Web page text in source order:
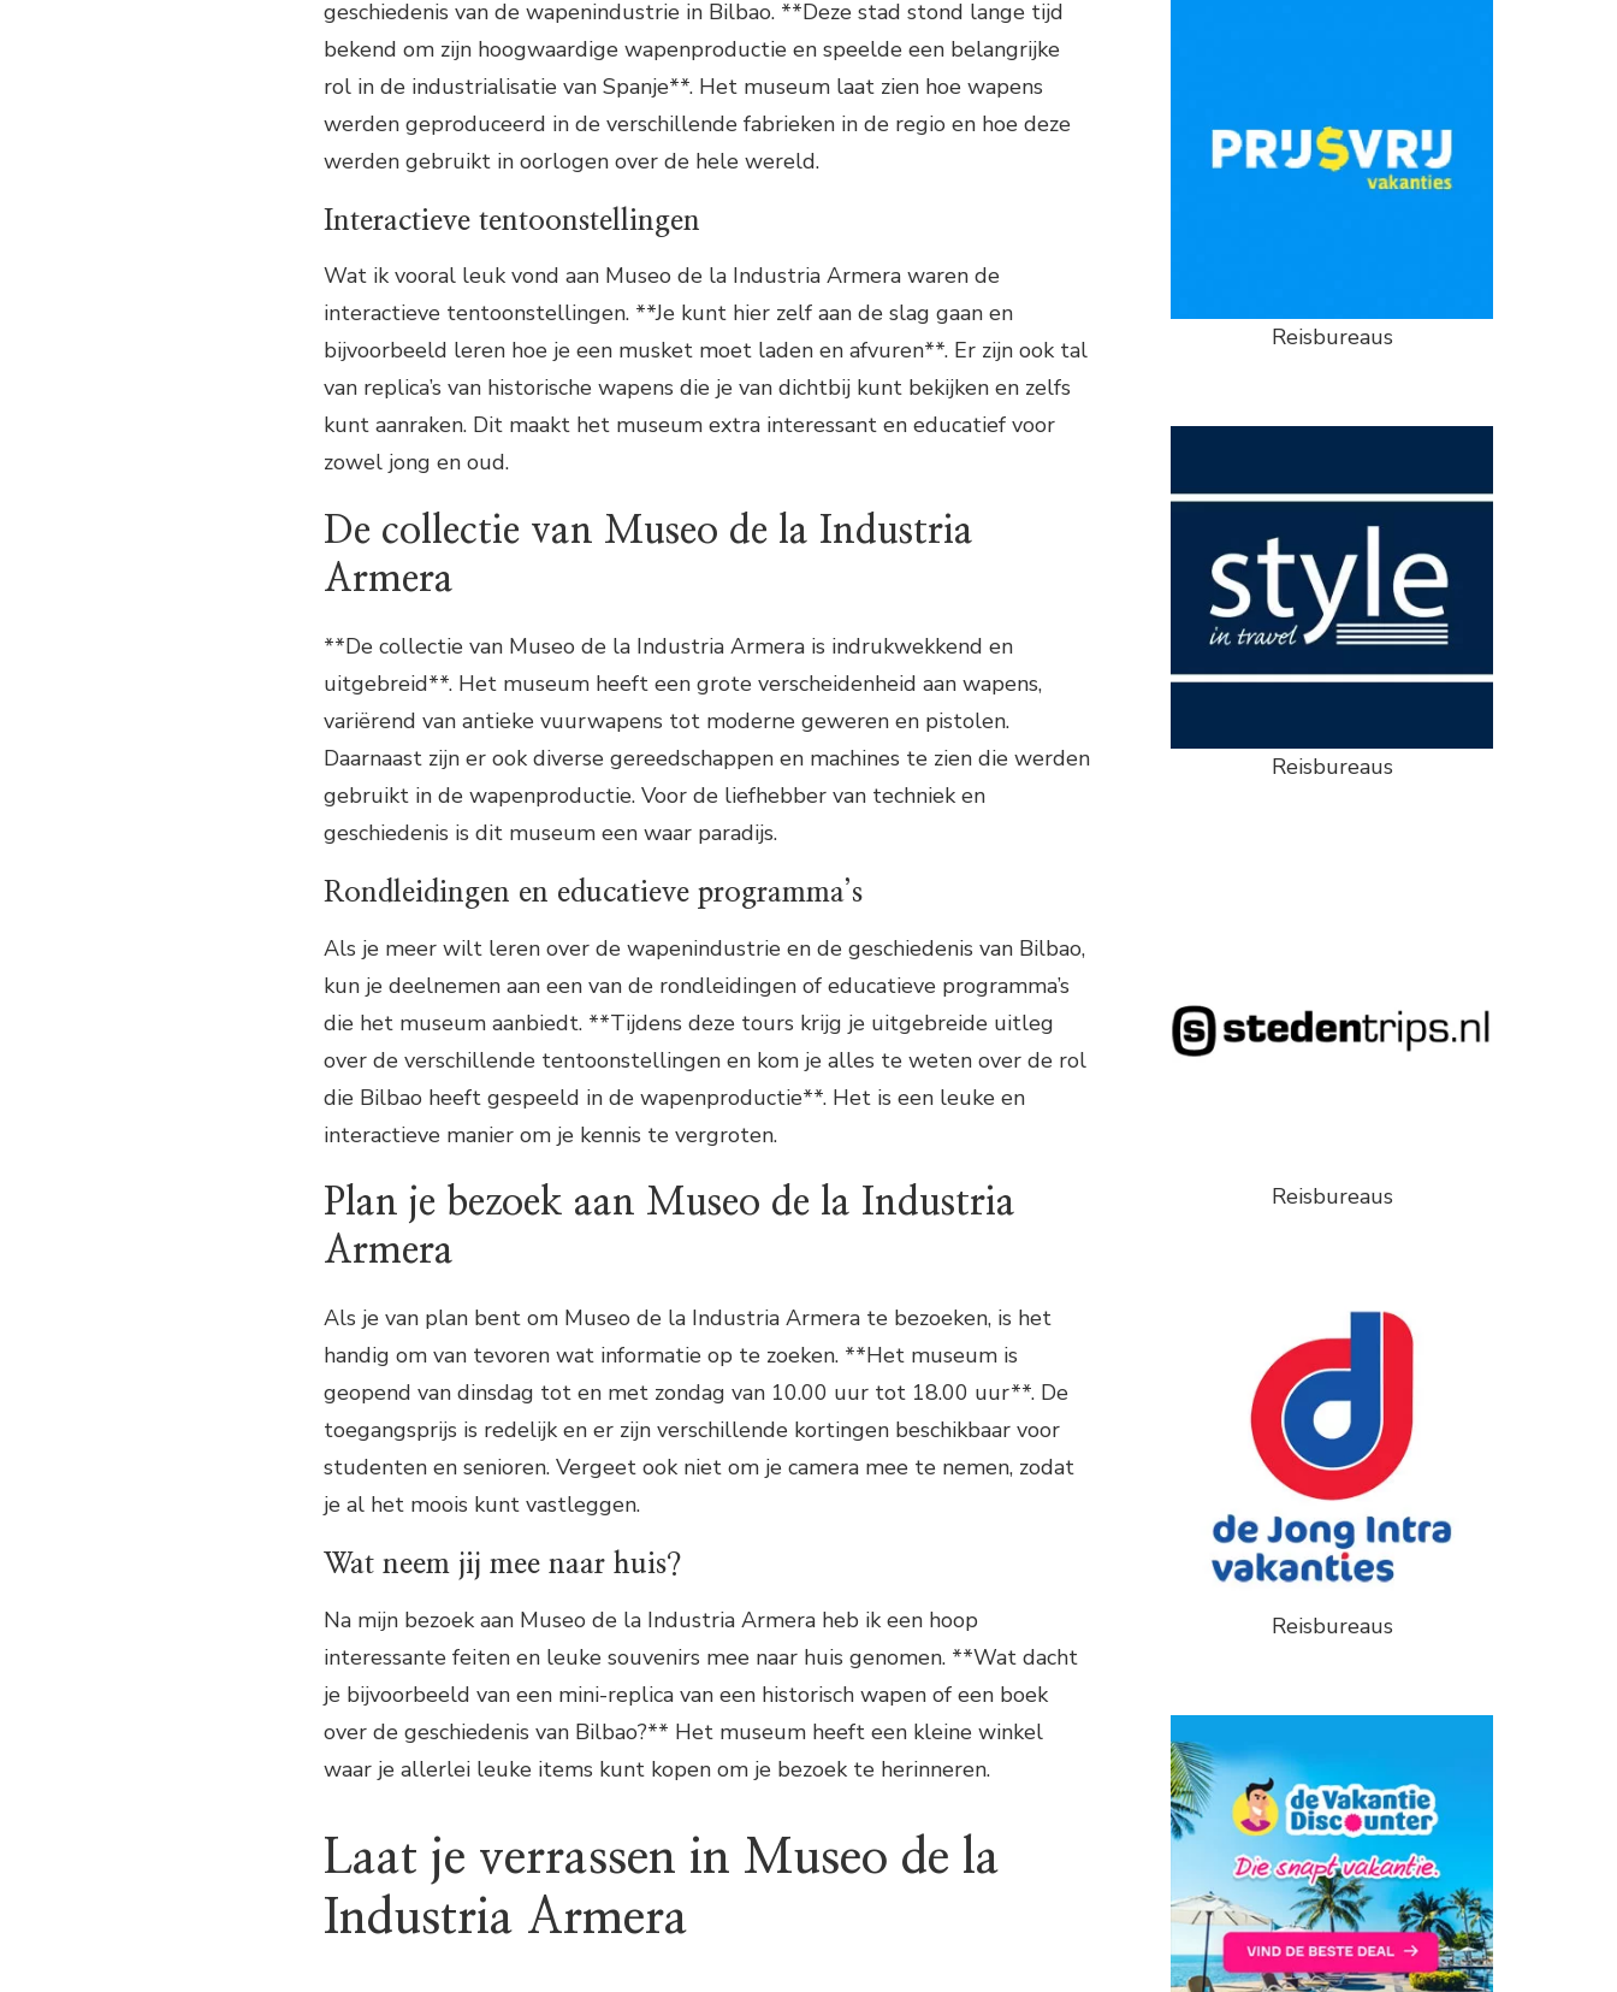
geschiedenis van de wapenindustrie in Bilbao. **Deze stad stond lange tijd
bekend om zijn hoogwaardige wapenproductie en speelde een belangrijke
rol in de industrialisatie van Spanje**. Het museum laat zien hoe wapens
werden geproduceerd in de verschillende fabrieken in de regio en hoe deze
werden gebruikt in oorlogen over de hele wereld.
Interactieve tentoonstellingen
Wat ik vooral leuk vond aan Museo de la Industria Armera waren de
interactieve tentoonstellingen. **Je kunt hier zelf aan de slag gaan en
bijvoorbeeld leren hoe je een musket moet laden en afvuren**. Er zijn ook tal
van replica’s van historische wapens die je van dichtbij kunt bekijken en zelfs
kunt aanraken. Dit maakt het museum extra interessant en educatief voor
zowel jong en oud.
De collectie van Museo de la Industria
Armera
**De collectie van Museo de la Industria Armera is indrukwekkend en
uitgebreid**. Het museum heeft een grote verscheidenheid aan wapens,
variërend van antieke vuurwapens tot moderne geweren en pistolen.
Daarnaast zijn er ook diverse gereedschappen en machines te zien die werden
gebruikt in de wapenproductie. Voor de liefhebber van techniek en
geschiedenis is dit museum een waar paradijs.
Rondleidingen en educatieve programma’s
Als je meer wilt leren over de wapenindustrie en de geschiedenis van Bilbao,
kun je deelnemen aan een van de rondleidingen of educatieve programma’s
die het museum aanbiedt. **Tijdens deze tours krijg je uitgebreide uitleg
over de verschillende tentoonstellingen en kom je alles te weten over de rol
die Bilbao heeft gespeeld in de wapenproductie**. Het is een leuke en
interactieve manier om je kennis te vergroten.
Plan je bezoek aan Museo de la Industria
Armera
Als je van plan bent om Museo de la Industria Armera te bezoeken, is het
handig om van tevoren wat informatie op te zoeken. **Het museum is
geopend van dinsdag tot en met zondag van 10.00 uur tot 18.00 uur**. De
toegangsprijs is redelijk en er zijn verschillende kortingen beschikbaar voor
studenten en senioren. Vergeet ook niet om je camera mee te nemen, zodat
je al het moois kunt vastleggen.
Wat neem jij mee naar huis?
Na mijn bezoek aan Museo de la Industria Armera heb ik een hoop
interessante feiten en leuke souvenirs mee naar huis genomen. **Wat dacht
je bijvoorbeeld van een mini-replica van een historisch wapen of een boek
over de geschiedenis van Bilbao?** Het museum heeft een kleine winkel
waar je allerlei leuke items kunt kopen om je bezoek te herinneren.
Laat je verrassen in Museo de la
Industria Armera
Reisbureaus
Reisbureaus
Reisbureaus
Reisbureaus